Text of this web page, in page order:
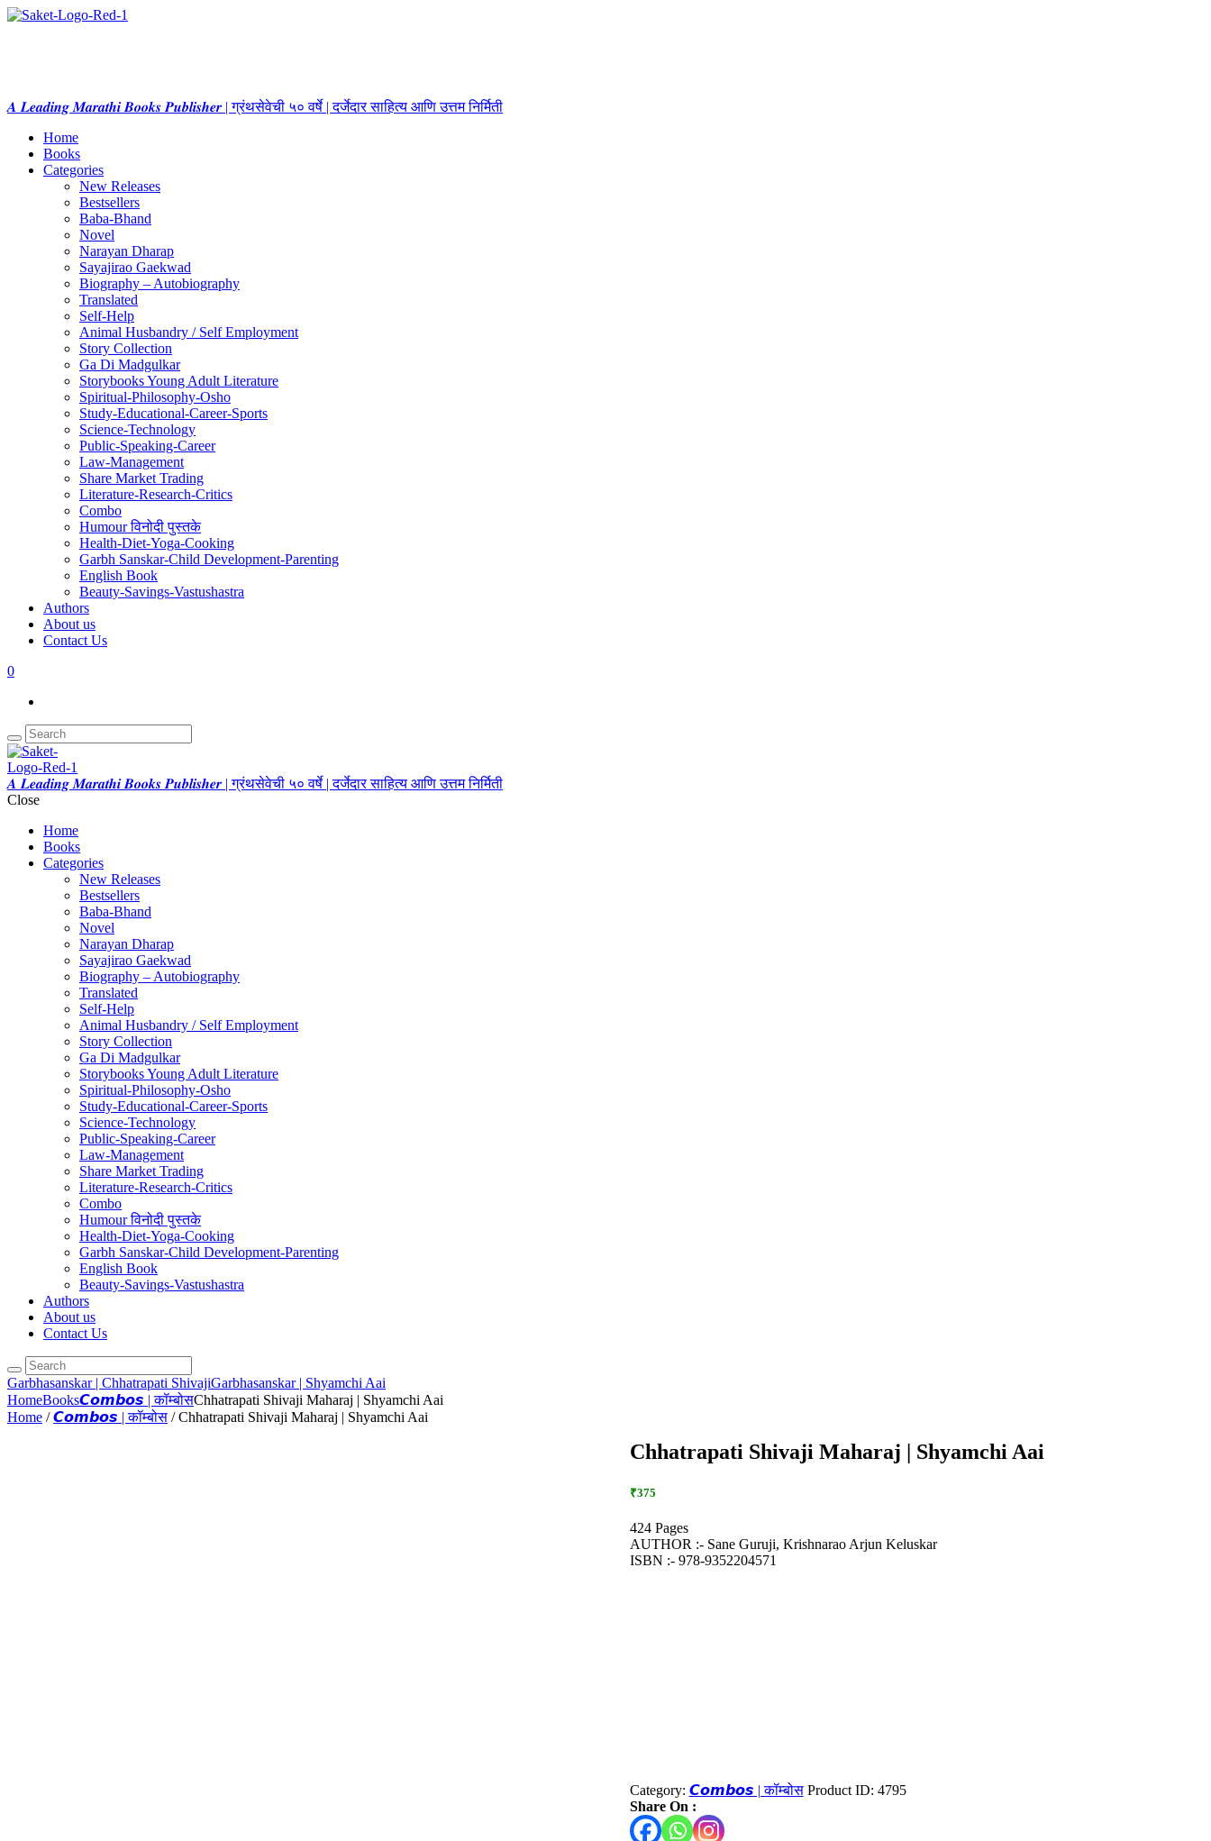
𝑨 𝑳𝒆𝒂𝒅𝒊𝒏𝒈 𝑴𝒂𝒓𝒂𝒕𝒉𝒊 𝑩𝒐𝒐𝒌𝒔 𝑷𝒖𝒃𝒍𝒊𝒔𝒉𝒆𝒓 | ग्रंथसेवेची ५० वर्षे | दर्जेदार साहित्य आणि उत्तम निर्मिती
Home
Books
Categories
New Releases
Bestsellers
Baba-Bhand
Novel
Narayan Dharap
Sayajirao Gaekwad
Biography – Autobiography
Translated
Self-Help
Animal Husbandry / Self Employment
Story Collection
Ga Di Madgulkar
Storybooks Young Adult Literature
Spiritual-Philosophy-Osho
Study-Educational-Career-Sports
Science-Technology
Public-Speaking-Career
Law-Management
Share Market Trading
Literature-Research-Critics
Combo
Humour विनोदी पुस्तके
Health-Diet-Yoga-Cooking
Garbh Sanskar-Child Development-Parenting
English Book
Beauty-Savings-Vastushastra
Authors
About us
Contact Us
0
𝑨 𝑳𝒆𝒂𝒅𝒊𝒏𝒈 𝑴𝒂𝒓𝒂𝒕𝒉𝒊 𝑩𝒐𝒐𝒌𝒔 𝑷𝒖𝒃𝒍𝒊𝒔𝒉𝒆𝒓 | ग्रंथसेवेची ५० वर्षे | दर्जेदार साहित्य आणि उत्तम निर्मिती
Close
Home
Books
Categories
New Releases
Bestsellers
Baba-Bhand
Novel
Narayan Dharap
Sayajirao Gaekwad
Biography – Autobiography
Translated
Self-Help
Animal Husbandry / Self Employment
Story Collection
Ga Di Madgulkar
Storybooks Young Adult Literature
Spiritual-Philosophy-Osho
Study-Educational-Career-Sports
Science-Technology
Public-Speaking-Career
Law-Management
Share Market Trading
Literature-Research-Critics
Combo
Humour विनोदी पुस्तके
Health-Diet-Yoga-Cooking
Garbh Sanskar-Child Development-Parenting
English Book
Beauty-Savings-Vastushastra
Authors
About us
Contact Us
Garbhasanskar | Chhatrapati ShivajiGarbhasanskar | Shyamchi Aai
HomeBooks𝘾𝙤𝙢𝙗𝙤𝙨 | कॉम्बोसChhatrapati Shivaji Maharaj | Shyamchi Aai
Home /𝘾𝙤𝙢𝙗𝙤𝙨 | कॉम्बोस / Chhatrapati Shivaji Maharaj | Shyamchi Aai
Chhatrapati Shivaji Maharaj | Shyamchi Aai
₹375
424 Pages
AUTHOR :- Sane Guruji, Krishnarao Arjun Keluskar
ISBN :- 978-9352204571
Category: 𝘾𝙤𝙢𝙗𝙤𝙨 | कॉम्बोस Product ID: 4795
Share On :